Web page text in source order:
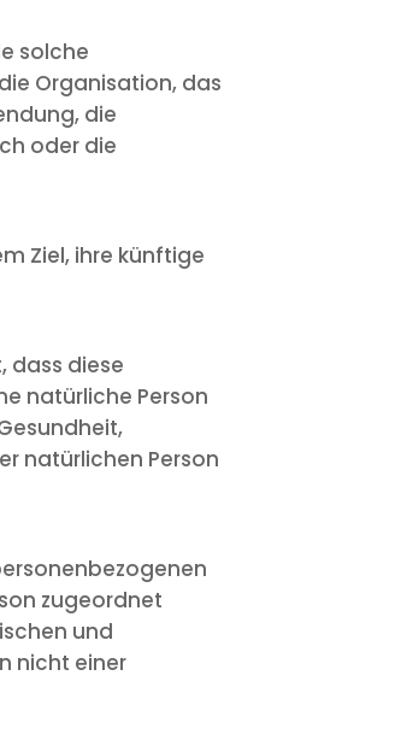
solche
Organisation, das
die
oder die
Ziel, ihre künftige
dass diese
natürliche Person
natürlichen Person
zugeordnet
und
nicht einer